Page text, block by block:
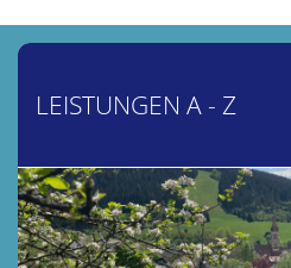
LEISTUNGEN A - Z